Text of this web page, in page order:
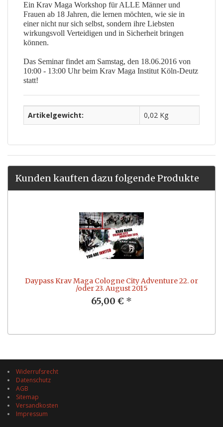
Ein Krav Maga Workshop für ALLE Männer und
Frauen ab 18 Jahren, die lernen möchten, wie sie in
einer nicht nur sich selbst, sondern ihre Liebsten
wirkungsvoll Verteidigen und in Sicherheit bringen
können.
Das Seminar findet am Samstag, den 18.06.2016 von
10:00 - 13:00 Uhr beim Krav Maga Institut Köln-Deutz
statt!
Artikelgewicht: 0,02 Kg
Kunden kauften dazu folgende Produkte
Daypass Krav Maga Cologne City Adventure 22. or
/oder 23. August 2015
65,00 € *
Widerrufsrecht
Datenschutz
AGB
Sitemap
Versandkosten
Impressum